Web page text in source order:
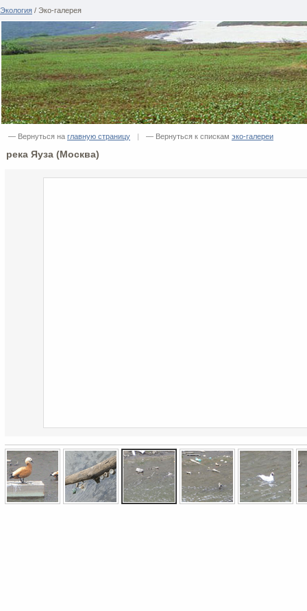
Экология / Эко-галерея
— Вернуться на главную страницу | — Вернуться к спискам эко-галереи
река Яуза (Москва)